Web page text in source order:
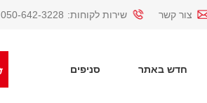
צור קשר שירות לקוחות: 050-642-3228
חדש באתר סניפים